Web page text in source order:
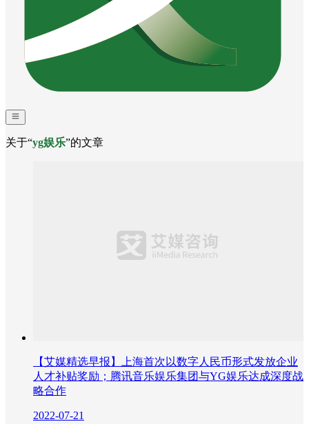
关于“yg娱乐”的文章
【艾媒精选早报】上海首次以数字人民币形式发放企业
人才补贴奖励；腾讯音乐娱乐集团与YG娱乐达成深度战
略合作
2022-07-21